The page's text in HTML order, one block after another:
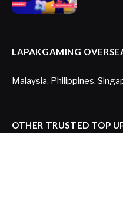
LAPAKGAMING
Malaysia, Philippines,
OTHER TRUSTED TOP